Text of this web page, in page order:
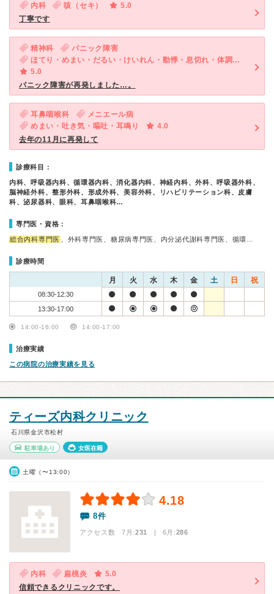
内科 咳（セキ）
5.0
丁寧です
精神科
パニック障害
ほてり・めまい・だるい・けいれん・動悸・息切れ・体調不良・寝つきが悪い・不眠・気が滅入る・不安
5.0
パニック障害が再発しました…。
耳鼻咽喉科
メニエール病
めまい・吐き気・嘔吐・耳鳴り
4.0
去年の11月に再発して
診療科目：
内科、呼吸器内科、循環器内科、消化器内科、神経内科、外科、呼吸器外科、
脳神経外科、整形外科、形成外科、美容外科、リハビリテーション科、皮膚
科、泌尿器科、眼科、耳鼻咽喉科…
専門医・資格：
総合内科専門医 、外科専門医、糖尿病専門医、内分泌代謝科専門医、循環…
診療時間
月 火 水 木 金 土 日 祝
08:30-12:30
13:30-17:00
14:00-16:00 14:00-17:00
治療実績
この病院の治療実績を見る
ティーズ内科クリニック
石川県金沢市松村
駐車場あり 女医在籍
土曜（〜13:00）
4.18
8件
アクセス数 7月:231 | 6月:286
内科 扁桃炎
5.0
信頼できるクリニックです。